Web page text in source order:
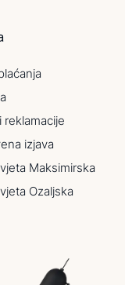
reklamacije
izjava
Maksimirska
Ozaljska